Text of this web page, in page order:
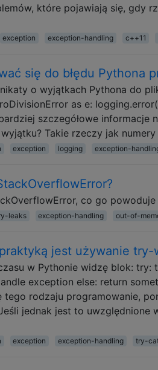
które pojawiają się, gdy
exception exception-handling c++11
się do błędu Pythona
o wyjątkach Pythona do
as e:
szczegółowe informacje
Takie rzeczy jak
exception logging exception-
co go
leaks exception-handling out-of-
jest używanie
w Pythonie widzę blok: try:
exception else: return
tego rodzaju programowanie,
jednak jest to
exception exception-handling try-